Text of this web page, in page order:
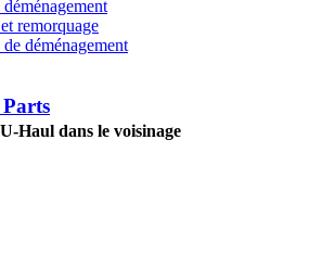
remorquage
déménagement
Haul dans le voisinage